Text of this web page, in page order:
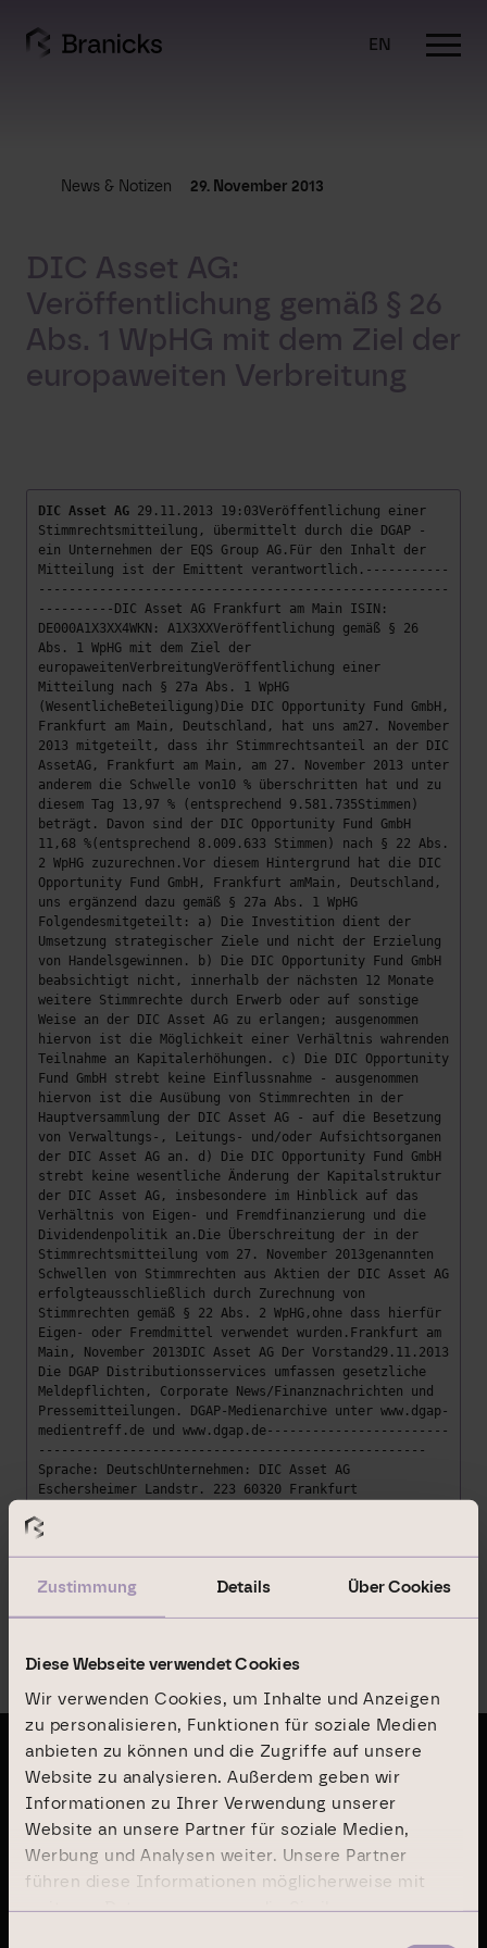
Zustimmung Details Über Cookies
Diese Webseite verwendet Cookies
Wir verwenden Cookies, um Inhalte und Anzeigen
zu personalisieren, Funktionen für soziale Medien
anbieten zu können und die Zugriffe auf unsere
Website zu analysieren. Außerdem geben wir
Informationen zu Ihrer Verwendung unserer
Website an unsere Partner für soziale Medien,
Werbung und Analysen weiter. Unsere Partner
führen diese Informationen möglicherweise mit
weiteren Daten zusammen, die Sie ihnen
content
EN
News & Notizen 29. November 2013
DIC Asset AG:
Veröffentlichung gemäß § 26
Abs. 1 WpHG mit dem Ziel der
europaweiten Verbreitung
DIC Asset AG 29.11.2013 19:03Veröffentlichung einer
Stimmrechtsmitteilung, übermittelt durch die DGAP -
ein Unternehmen der EQS Group AG.Für den Inhalt der
Mitteilung ist der Emittent verantwortlich.-----------
------------------------------------------------------
----------DIC Asset AG Frankfurt am Main ISIN:
DE000A1X3XX4WKN: A1X3XXVeröffentlichung gemäß § 26
Abs. 1 WpHG mit dem Ziel der
europaweitenVerbreitungVeröffentlichung einer
Mitteilung nach § 27a Abs. 1 WpHG
(WesentlicheBeteiligung)Die DIC Opportunity Fund GmbH,
Frankfurt am Main, Deutschland, hat uns am27. November
2013 mitgeteilt, dass ihr Stimmrechtsanteil an der DIC
AssetAG, Frankfurt am Main, am 27. November 2013 unter
anderem die Schwelle von10 % überschritten hat und zu
diesem Tag 13,97 % (entsprechend 9.581.735Stimmen)
beträgt. Davon sind der DIC Opportunity Fund GmbH
11,68 %(entsprechend 8.009.633 Stimmen) nach § 22 Abs.
2 WpHG zuzurechnen.Vor diesem Hintergrund hat die DIC
Opportunity Fund GmbH, Frankfurt amMain, Deutschland,
uns ergänzend dazu gemäß § 27a Abs. 1 WpHG
Folgendesmitgeteilt: a) Die Investition dient der
Umsetzung strategischer Ziele und nicht der Erzielung
von Handelsgewinnen. b) Die DIC Opportunity Fund GmbH
beabsichtigt nicht, innerhalb der nächsten 12 Monate
weitere Stimmrechte durch Erwerb oder auf sonstige
Weise an der DIC Asset AG zu erlangen; ausgenommen
hiervon ist die Möglichkeit einer Verhältnis wahrenden
Teilnahme an Kapitalerhöhungen. c) Die DIC Opportunity
Fund GmbH strebt keine Einflussnahme - ausgenommen
hiervon ist die Ausübung von Stimmrechten in der
Hauptversammlung der DIC Asset AG - auf die Besetzung
von Verwaltungs-, Leitungs- und/oder Aufsichtsorganen
der DIC Asset AG an. d) Die DIC Opportunity Fund GmbH
strebt keine wesentliche Änderung der Kapitalstruktur
der DIC Asset AG, insbesondere im Hinblick auf das
Verhältnis von Eigen- und Fremdfinanzierung und die
Dividendenpolitik an.Die Überschreitung der in der
Stimmrechtsmitteilung vom 27. November 2013genannten
Schwellen von Stimmrechten aus Aktien der DIC Asset AG
erfolgteausschließlich durch Zurechnung von
Stimmrechten gemäß § 22 Abs. 2 WpHG,ohne dass hierfür
Eigen- oder Fremdmittel verwendet wurden.Frankfurt am
Main, November 2013DIC Asset AG Der Vorstand29.11.2013
Die DGAP Distributionsservices umfassen gesetzliche
Meldepflichten, Corporate News/Finanznachrichten und
Pressemitteilungen. DGAP-Medienarchive unter www.dgap-
medientreff.de und www.dgap.de------------------------
---------------------------------------------------
Sprache: DeutschUnternehmen: DIC Asset AG
Eschersheimer Landstr. 223 60320 Frankfurt
Mitteilung DGAP News-Service -------------------------
Letzte Publikationen
Geschäftsbericht 2024